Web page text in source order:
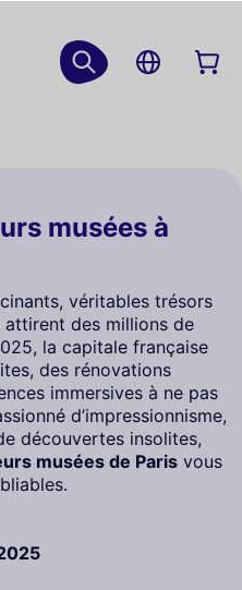
musées à
véritables trésors
des millions de
la capitale française
des rénovations
immersives à ne pas
d’impressionnisme,
découvertes insolites,
musées de Paris vous